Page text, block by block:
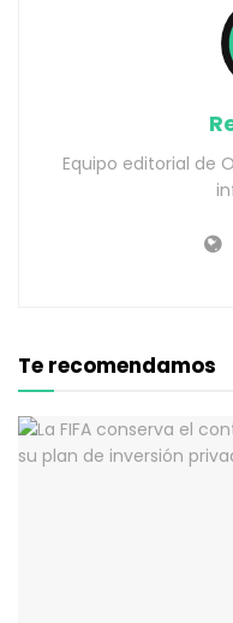
Equipo editorial de
Te recomendamos